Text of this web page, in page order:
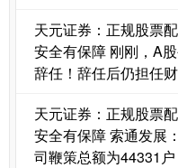
国债指数 229.59
天元证券：正规股票
安全有保障 刚刚，A
辞任！辞任后仍担任
天元证券：正规股票
安全有保障 索通发展
司鞭策总额为44331户